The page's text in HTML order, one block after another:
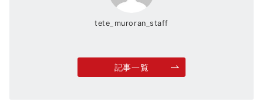
tete_muroran_staff
記事一覧